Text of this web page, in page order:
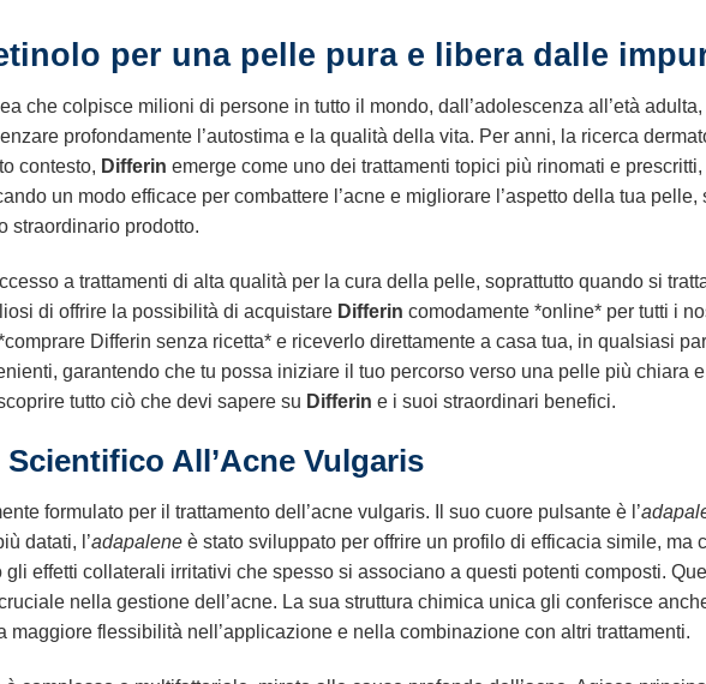
per una pelle pura e libera dalle
che colpisce milioni di persone in tutto il mondo, dall’adolescenza all’età
profondamente l’autostima e la qualità della vita. Per anni, la ricerca
contesto, Differin emerge come uno dei trattamenti topici più rinomati e
un modo efficace per combattere l’acne e migliorare l’aspetto della tua
straordinario prodotto.
a trattamenti di alta qualità per la cura della pelle, soprattutto quando si
di offrire la possibilità di acquistare Differin comodamente *online* per tutti i
Differin senza ricetta* e riceverlo direttamente a casa tua, in qualsiasi
garantendo che tu possa iniziare il tuo percorso verso una pelle più chiara
tutto ciò che devi sapere su Differin e i suoi straordinari benefici.
All’Acne Vulgaris
formulato per il trattamento dell’acne vulgaris. Il suo cuore pulsante è l’
datati, l’adapalene è stato sviluppato per offrire un profilo di efficacia simile, ma
effetti collaterali irritativi che spesso si associano a questi potenti composti.
nella gestione dell’acne. La sua struttura chimica unica gli conferisce
maggiore flessibilità nell’applicazione e nella combinazione con altri trattamenti.